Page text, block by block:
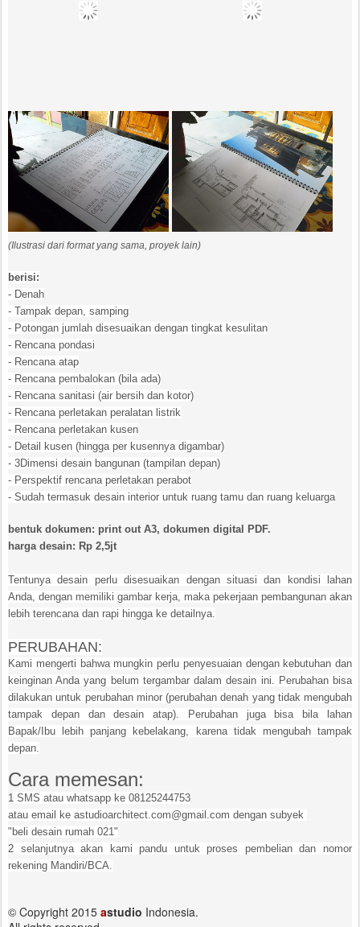
(Ilustrasi dari format yang sama, proyek lain)
berisi:
- Denah
- Tampak depan, samping
- Potongan jumlah disesuaikan dengan tingkat kesulitan
- Rencana pondasi
- Rencana atap
- Rencana pembalokan (bila ada)
- Rencana sanitasi (air bersih dan kotor)
- Rencana perletakan peralatan listrik
- Rencana perletakan kusen
- Detail kusen (hingga per kusennya digambar)
- 3Dimensi desain bangunan (tampilan depan)
- Perspektif rencana perletakan perabot
- Sudah termasuk desain interior untuk ruang tamu dan ruang keluarga
bentuk dokumen: print out A3, dokumen digital PDF.
harga desain: Rp 2,5jt
Tentunya desain perlu disesuaikan dengan situasi dan kondisi lahan
Anda, dengan memiliki gambar kerja, maka pekerjaan pembangunan akan
lebih terencana dan rapi hingga ke detailnya.
PERUBAHAN:
Kami mengerti bahwa mungkin perlu penyesuaian dengan kebutuhan dan
keinginan Anda yang belum tergambar dalam desain ini. Perubahan bisa
dilakukan untuk perubahan minor (perubahan denah yang tidak mengubah
tampak depan dan desain atap). Perubahan juga bisa bila lahan
Bapak/Ibu lebih panjang kebelakang, karena tidak mengubah tampak
depan.
Cara memesan:
1 SMS atau whatsapp ke 08125244753
atau email ke astudioarchitect.com@gmail.com dengan subyek
"beli desain rumah 021"
2 selanjutnya akan kami pandu untuk proses pembelian dan nomor
rekening Mandiri/BCA.
© Copyright 2015 astudio Indonesia.